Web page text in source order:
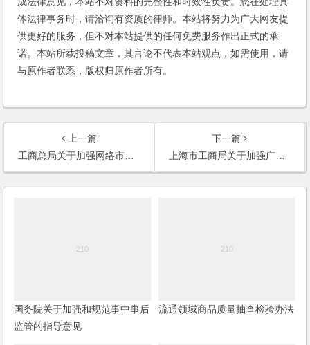
体法律事务时，请洽询有资质的律师。本站将努力为广大网友提
供更好的服务，但不对本站提供的任何免费服务作出正式的承
诺。本站所载投稿文章，其言论不代表本站观点，如需使用，请
与原作者联系，版权归原作者所有。
上一篇
工商总局关于加强网络市场监管的意见
下一篇
上海市工商局关于加强广告事中事后监管的意见
国务院关于加强和规范事中事后
监管的指导意见
流通领域商品质量抽查检验办法